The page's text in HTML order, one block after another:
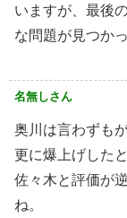
いますが、最後
な問題が見つか
名無しさん
奥川は言わずも
更に爆上げしたと
佐々木と評価が
ね。